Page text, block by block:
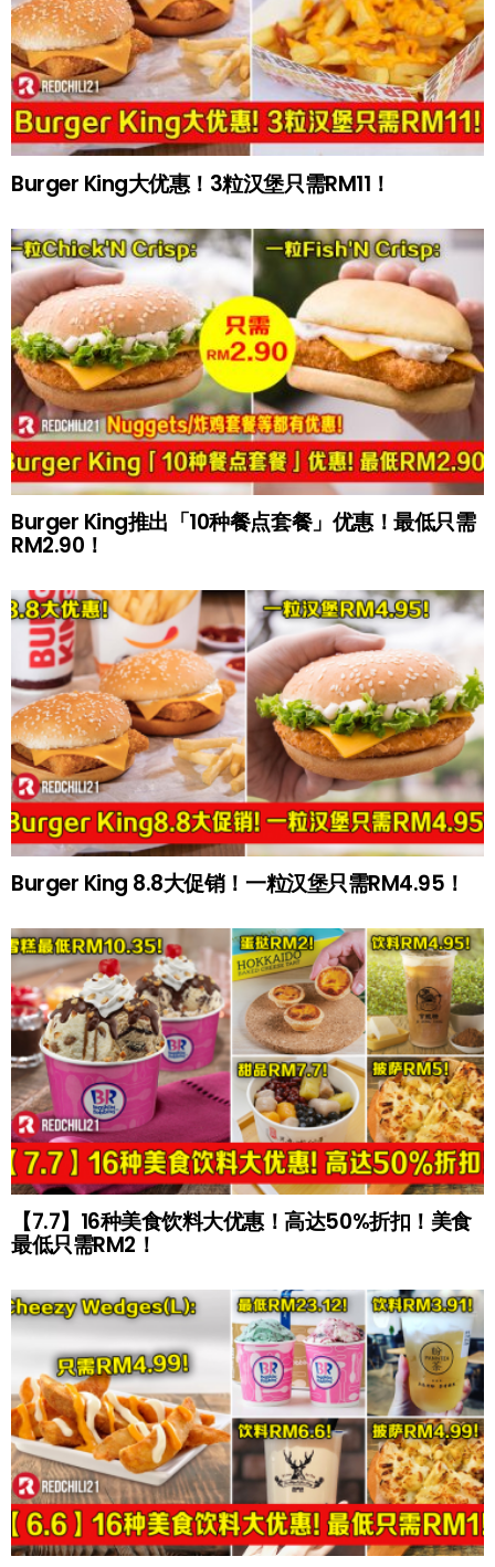
Burger King大优惠！3粒汉堡只需RM11！
Burger King推出「10种餐点套餐」优惠！最低只需
RM2.90！
Burger King 8.8大促销！一粒汉堡只需RM4.95！
【7.7】16种美食饮料大优惠！高达50%折扣！美食
最低只需RM2！